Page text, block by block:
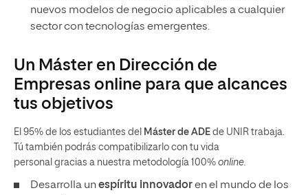
nuevos modelos de negocio aplicables a cualquier
sector con tecnologías emergentes.
Un Máster en Dirección de
Empresas online para que alcances
tus objetivos
El 95% de los estudiantes del Máster de ADE de UNIR trabaja.
Tú también podrás compatibilizarlo con tu vida
personal gracias a nuestra metodología 100% online.
Desarrolla unespíritu innovadoren el mundo de los